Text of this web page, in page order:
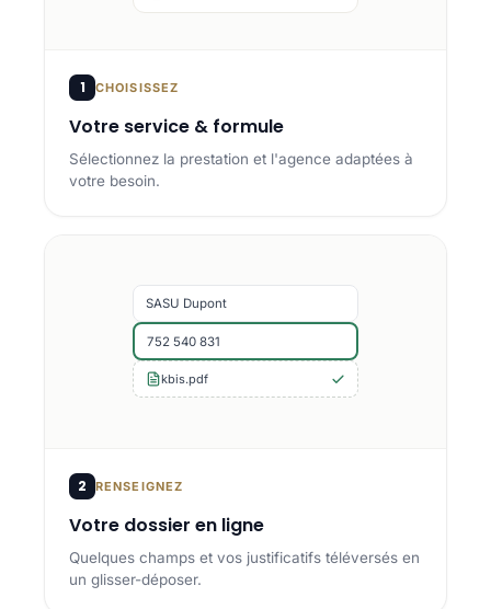
1 CHOISISSEZ
Votre service & formule
Sélectionnez la prestation et l'agence adaptées à
votre besoin.
SASU Dupont
752 540 831
kbis.pdf
2 RENSEIGNEZ
Votre dossier en ligne
Quelques champs et vos justificatifs téléversés en
un glisser-déposer.